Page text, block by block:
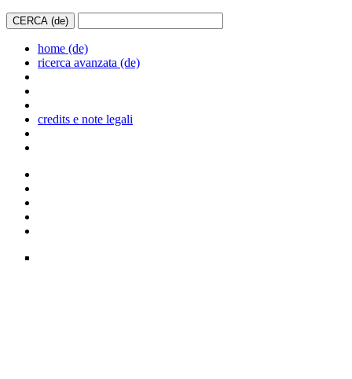
home (de)
ricerca avanzata (de)
credits e note legali